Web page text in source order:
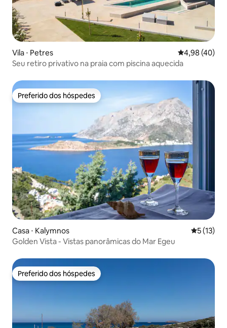
Vila ⋅ Petres 4,98 de uma
4,98 (40)
Seu retiro privativo na praia com piscina aquecida
Preferido dos hóspedes
Preferido dos hóspedes
Casa ⋅ Kalymnos 5 de uma
5 (13)
Golden Vista - Vistas panorâmicas do Mar Egeu
Preferido dos hóspedes
Preferido dos hóspedes